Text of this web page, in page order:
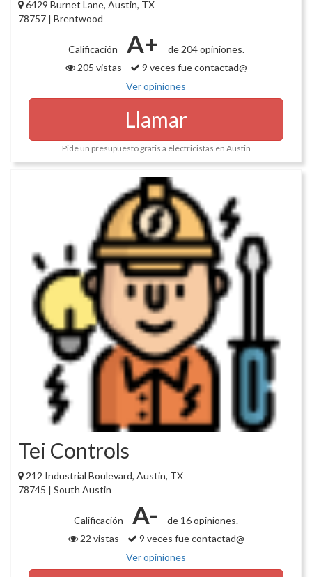
6429 Burnet Lane, Austin, TX
78757 | Brentwood
Calificación A+
de 204 opiniones.
205 vistas
9 veces fue contactad@
Ver opiniones
Llamar
Pide un presupuesto gratis a electricistas en Austin
Tei Controls
212 Industrial Boulevard, Austin, TX
78745 | South Austin
Calificación A-
de 16 opiniones.
22 vistas
9 veces fue contactad@
Ver opiniones